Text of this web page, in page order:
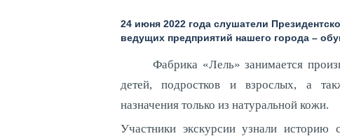
24 июня 2022 года слушатели
ведущих предприятий нашего города –
Фабрика «Лель» занимается
детей, подростков и взрослых, а
назначения только из натуральной кожи.
Участники экскурсии узнали историю